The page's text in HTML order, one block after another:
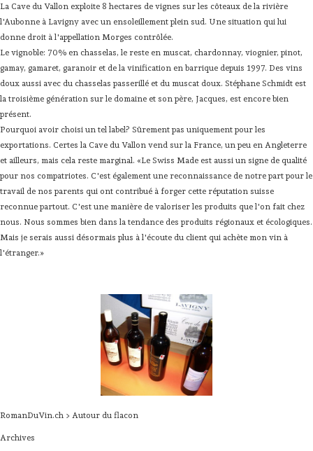
La Cave du Vallon exploite 8 hectares de vignes sur les côteaux de la rivière
l'Aubonne à Lavigny avec un ensoleillement plein sud. Une situation qui lui
donne droit à l'appellation Morges contrôlée.
Le vignoble: 70% en chasselas, le reste en muscat, chardonnay, viognier, pinot,
gamay, gamaret, garanoir et de la vinification en barrique depuis 1997. Des vins
doux aussi avec du chasselas passerillé et du muscat doux. Stéphane Schmidt est
la troisième génération sur le domaine et son père, Jacques, est encore bien
présent.
Pourquoi avoir choisi un tel label? Sûrement pas uniquement pour les
exportations. Certes la Cave du Vallon vend sur la France, un peu en Angleterre
et ailleurs, mais cela reste marginal. «Le Swiss Made est aussi un signe de qualité
pour nos compatriotes. C'est également une reconnaissance de notre part pour le
travail de nos parents qui ont contribué à forger cette réputation suisse
reconnue partout. C'est une manière de valoriser les produits que l'on fait chez
nous. Nous sommes bien dans la tendance des produits régionaux et écologiques.
Mais je serais aussi désormais plus à l'écoute du client qui achète mon vin à
l'étranger.»
RomanDuVin.ch > Autour du flacon
Archives